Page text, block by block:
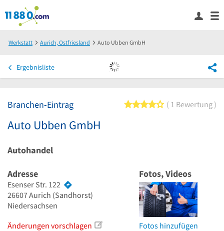
Werkstatt Aurich, Ostfriesland Auto Ubben GmbH
Ergebnisliste
Branchen-Eintrag 4 von 5 Sternen
1 Bewertung
Auto Ubben GmbH
Autohandel
Adresse
Esenser Str. 122
26607Aurich (Sandhorst)
Niedersachsen
Änderungen vorschlagen
Fotos, Videos
Fotos hinzufügen